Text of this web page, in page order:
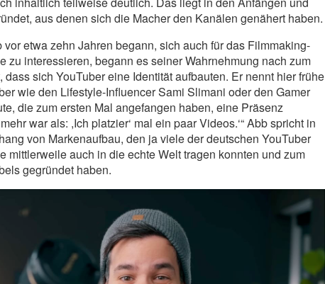
aus denen sich die Macher den Kanälen genähert haben.
etwa zehn Jahren begann, sich auch für das Filmmaking-
zu interessieren, begann es seiner Wahrnehmung nach zum
dass sich YouTuber eine Identität aufbauten. Er nennt hier frühe
wie den Lifestyle-Influencer Sami Slimani oder den Gamer
die zum ersten Mal angefangen haben, eine Präsenz
war als: ,Ich platzier‘ mal ein paar Videos.‘“ Abb spricht in
von Markenaufbau, den ja viele der deutschen YouTuber
mittlerweile auch in die echte Welt tragen konnten und zum
gegründet haben.